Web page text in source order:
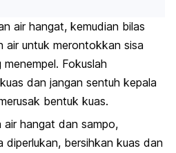
air hangat, kemudian bilas
air untuk merontokkan sisa
Fokuslah
dan jangan sentuh kepala
bentuk kuas.
air hangat dan sampo,
diperlukan, bersihkan kuas dan